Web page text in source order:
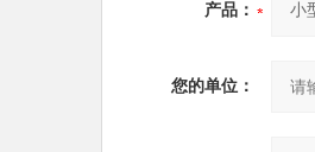
产品：
您的单位：